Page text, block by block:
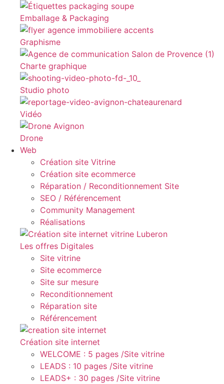
Emballage & Packaging
Graphisme
Charte graphique
Studio photo
Vidéo
Drone
Web
Création site Vitrine
Création site ecommerce
Réparation / Reconditionnement Site
SEO / Référencement
Community Management
Réalisations
Les offres Digitales
Site vitrine
Site ecommerce
Site sur mesure
Reconditionnement
Réparation site
Référencement
Création site internet
WELCOME : 5 pages /Site vitrine
LEADS : 10 pages /Site vitrine
LEADS+ : 30 pages /Site vitrine